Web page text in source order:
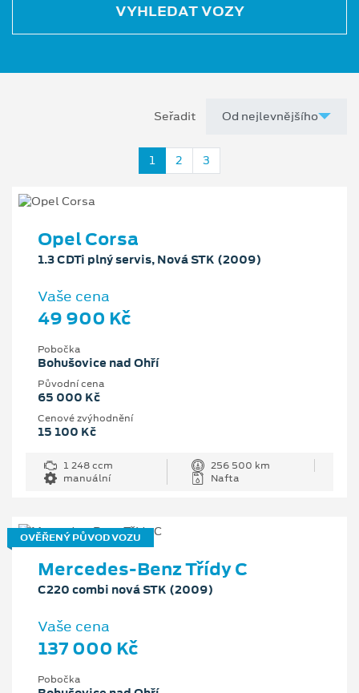
VYHLEDAT VOZY
Seřadit
1 2 3
Opel Corsa
1.3 CDTi plný servis, Nová STK (2009)
Vaše cena
49 900 Kč
Pobočka
Bohušovice nad Ohří
Původní cena
65 000 Kč
Cenové zvýhodnění
15 100 Kč
1 248 ccm
256 500 km
manuální
Nafta
OVĚŘENÝ PŮVOD VOZU
Mercedes-Benz Třídy C
C220 combi nová STK (2009)
Vaše cena
137 000 Kč
Pobočka